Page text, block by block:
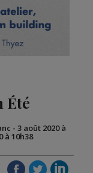
Été
- 3 août 2020 à
à 10h38